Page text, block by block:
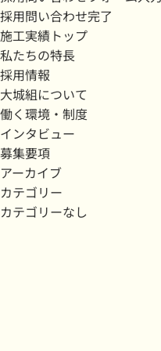
採用問い合わせ完了
施工実績トップ
私たちの特長
採用情報
大城組について
働く環境・制度
インタビュー
募集要項
アーカイブ
カテゴリー
カテゴリーなし